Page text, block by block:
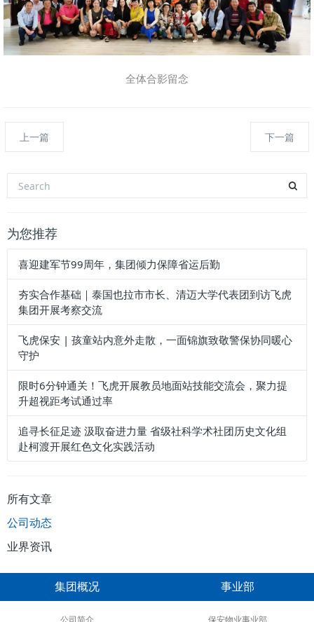
全体合影留念
上一篇 下一篇
为您推荐
喜迎建军节99周年，集团倾力保障省运后勤
夯实合作基础｜泰国也拉市市长、清迈大学代表团到访飞虎
集团开展考察交流
飞虎保安 | 孩童站内意外走散，一面锦旗致敬警保协同暖心
守护
限时6分钟通关！飞虎开展教员地面站技能交流会，聚力提
升超视距考试通过率
追寻长征足迹 汲取奋进力量 省级社科学术社团历史文化组
赴柯渡开展红色文化实践活动
所有文章
公司动态
业界资讯
集团概况 事业部